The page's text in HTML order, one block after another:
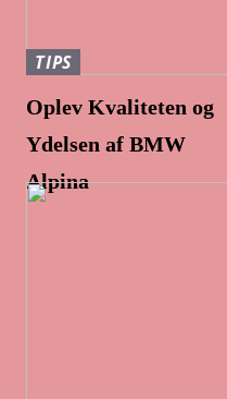
TIPS
Oplev Kvaliteten og
Ydelsen af BMW
Alpina